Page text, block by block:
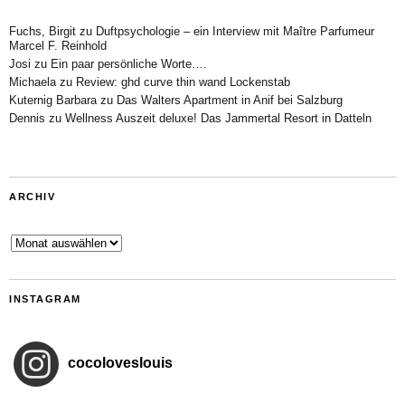
Fuchs, Birgit zu Duftpsychologie – ein Interview mit Maître Parfumeur
Marcel F. Reinhold
Josi zu Ein paar persönliche Worte….
Michaela zu Review: ghd curve thin wand Lockenstab
Kuternig Barbara zu Das Walters Apartment in Anif bei Salzburg
Dennis zu Wellness Auszeit deluxe! Das Jammertal Resort in Datteln
ARCHIV
Archiv
INSTAGRAM
cocoloveslouis